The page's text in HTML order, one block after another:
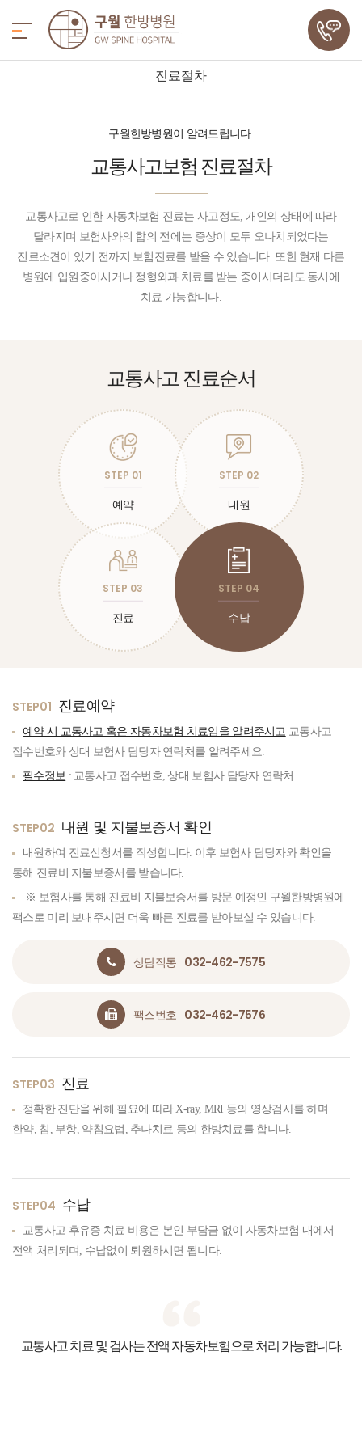
진료절차
구월한방병원이 알려드립니다.
교통사고보험 진료절차
교통사고로 인한 자동차보험 진료는 사고정도, 개인의 상태에 따라
달라지며 보험사와의 합의 전에는 증상이 모두 오나치되었다는
진료소견이 있기 전까지 보험진료를 받을 수 있습니다. 또한 현재 다른
병원에 입원중이시거나 정형외과 치료를 받는 중이시더라도 동시에
치료 가능합니다.
교통사고 진료순서
STEP 01
예약
STEP 02
내원
STEP 03
진료
STEP 04
수납
STEP01 진료예약
예약 시 교통사고 혹은 자동차보험 치료임을 알려주시고 교통사고
접수번호와 상대 보험사 담당자 연락처를 알려주세요.
필수정보 : 교통사고 접수번호, 상대 보험사 담당자 연락처
STEP02 내원 및 지불보증서 확인
내원하여 진료신청서를 작성합니다. 이후 보험사 담당자와 확인을
통해 진료비 지불보증서를 받습니다.
※ 보험사를 통해 진료비 지불보증서를 방문 예정인 구월한방병원에
팩스로 미리 보내주시면 더욱 빠른 진료를 받아보실 수 있습니다.
상담직통 032-462-7575
팩스번호 032-462-7576
STEP03 진료
정확한 진단을 위해 필요에 따라 X-ray, MRI 등의 영상검사를 하며
한약, 침, 부항, 약침요법, 추나치료 등의 한방치료를 합니다.
STEP04 수납
교통사고 후유증 치료 비용은 본인 부담금 없이 자동차보험 내에서
전액 처리되며, 수납없이 퇴원하시면 됩니다.
교통사고 치료 및 검사는 전액 자동차보험으로 처리 가능합니다.